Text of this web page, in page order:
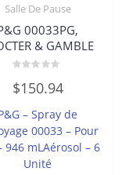
Salle De Pause
00033PG,
& GAMBLE
0
sur
$150.94
– Spray de
00033 – Pour
946 mLAérosol – 6
Unité